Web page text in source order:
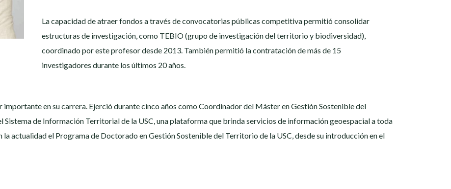
La capacidad de atraer fondos a través de convocatorias públicas competitiva permitió consolidar
estructuras de investigación, como TEBIO (grupo de investigación del territorio y biodiversidad),
coordinado por este profesor desde 2013. También permitió la contratación de más de 15
investigadores durante los últimos 20 años.
importante en su carrera. Ejerció durante cinco años como Coordinador del Máster en Gestión Sostenible del
de Información Territorial de la USC, una plataforma que brinda servicios de información geoespacial a toda
actualidad el Programa de Doctorado en Gestión Sostenible del Territorio de la USC, desde su introducción en el